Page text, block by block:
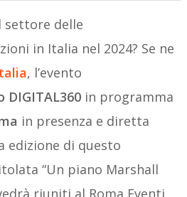
settore delle
in Italia nel 2024? Se ne
, l’evento
DIGITAL360 in programma
in presenza e diretta
edizione di questo
“Un piano Marshall
riuniti al Roma Eventi